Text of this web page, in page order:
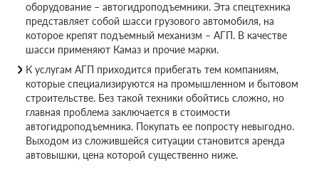
оборудование – автогидроподъемники. Эта спецтехника
представляет собой шасси грузового автомобиля, на
которое крепят подъемный механизм – АГП. В качестве
шасси применяют Камаз и прочие марки.
К услугам АГП приходится прибегать тем компаниям,
которые специализируются на промышленном и бытовом
строительстве. Без такой техники обойтись сложно, но
главная проблема заключается в стоимости
автогидроподъемника. Покупать ее попросту невыгодно.
Выходом из сложившейся ситуации становится аренда
автовышки, цена которой существенно ниже.